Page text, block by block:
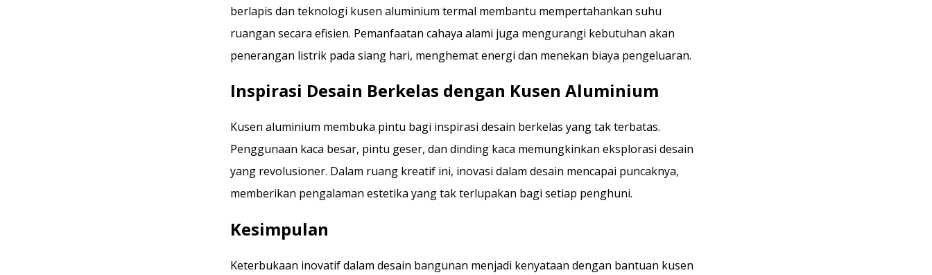
berlapis dan teknologi kusen aluminium termal membantu mempertahankan suhu
ruangan secara efisien. Pemanfaatan cahaya alami juga mengurangi kebutuhan akan
penerangan listrik pada siang hari, menghemat energi dan menekan biaya pengeluaran.
Inspirasi Desain Berkelas dengan Kusen Aluminium
Kusen aluminium membuka pintu bagi inspirasi desain berkelas yang tak terbatas.
Penggunaan kaca besar, pintu geser, dan dinding kaca memungkinkan eksplorasi desain
yang revolusioner. Dalam ruang kreatif ini, inovasi dalam desain mencapai puncaknya,
memberikan pengalaman estetika yang tak terlupakan bagi setiap penghuni.
Kesimpulan
Keterbukaan inovatif dalam desain bangunan menjadi kenyataan dengan bantuan kusen